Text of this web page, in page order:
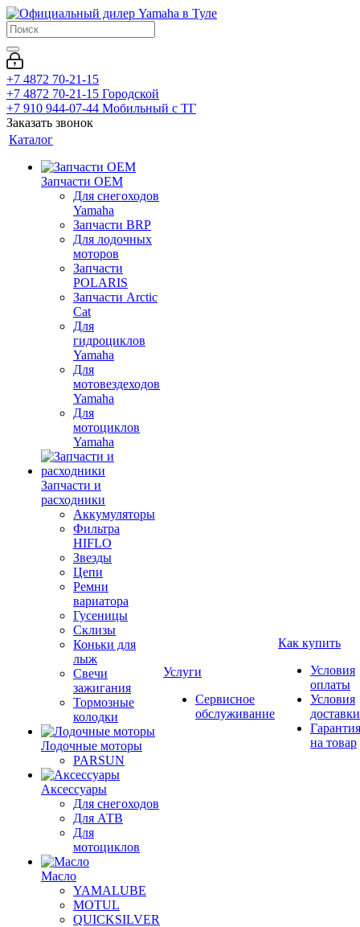
+7 4872 70-21-15
+7 4872 70-21-15 Городской
+7 910 944-07-44 Мобильный с ТГ
Заказать звонок
Каталог
Запчасти OEM
Для снегоходов
Yamaha
Запчасти BRP
Для лодочных
моторов
Запчасти
POLARIS
Запчасти Arctic
Cat
Для
гидроциклов
Yamaha
Для
мотовездеходов
Yamaha
Для
мотоциклов
Yamaha
Запчасти и
расходники
Аккумуляторы
Фильтра
HIFLO
Звезды
Цепи
Ремни
вариатора
Гусеницы
Склизы
Коньки для
лыж
Свечи
зажигания
Тормозные
колодки
Лодочные моторы
PARSUN
Аксессуары
Для снегоходов
Для АТВ
Для
мотоциклов
Масло
YAMALUBE
MOTUL
QUICKSILVER
Услуги
Сервисное
обслуживание
Как купить
Условия
оплаты
Условия
доставки
Гарантия
на товар